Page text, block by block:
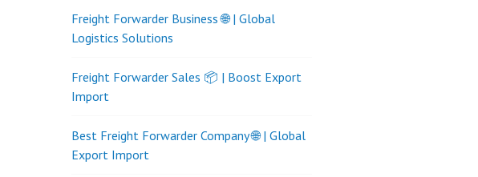
Freight Forwarder Business 🌐 | Global
Logistics Solutions
Freight Forwarder Sales 📦 | Boost Export
Import
Best Freight Forwarder Company 🌐 | Global
Export Import